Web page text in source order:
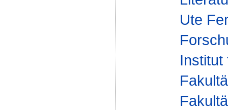
Ute
Institut